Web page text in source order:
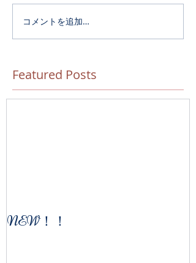
コメントを追加…
Featured Posts
NEW！！